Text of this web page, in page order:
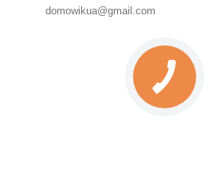
domowikua@gmail.com